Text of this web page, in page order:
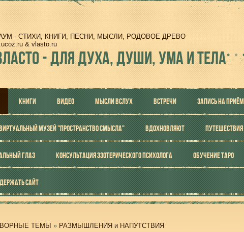
- СТИХИ, КНИГИ, ПЕСНИ, МЫСЛИ, РОДОВОЕ ДРЕВО
& vlasto.ru
- ДЛЯ ДУХА, ДУШИ, УМА И ТЕЛА
КНИГИ ВИДЕО МЫСЛИ ВСЛУХ ВСТРЕЧИ ЗАПИСЬ НА ПРИЁМ
МУЗЕЙ "ПРОСТРАНСТВО СМЫСЛА" ВДОХНОВЛЯЮТ ПУТЕШЕСТВИЯ
ГЛАЗ КОНСУЛЬТАЦИЯ ЭЗОТЕРИЧЕСКОГО ПСИХОЛОГА ОБУЧЕНИЕ ТАРО
САЙТ
ТЕМЫ » РАЗМЫШЛЕНИЯ и НАПУТСТВИЯ